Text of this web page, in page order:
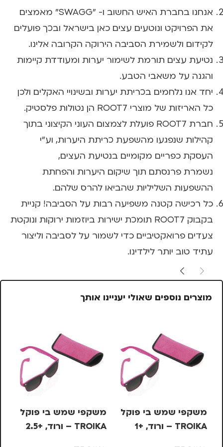
אנחנו בחברת האיש החשוב ו- "SWAGG" מאמצים
את הפרויקט ונוטעים עצים כאן בישראל ובכך פועלים
לקידום ולשמירת הסביבה הירוקה הקרובה אלינו.
נטיעת עצים תורמת לשימור יערות ומעודדת קיימות
והגנה על משאבי הטבע.
יחד אנו נלחמים בכריתת יערות ובשינויי האקלים ולכן
כל האריזות של מוצרי ROOT7 הן נטולות פלסטיק.
חברת ROOT7 פועלת לצמצום העוני הקיצוני בתוך
קהילות שנפגעו מהשפעת כריתת היערות, וע"י
העסקת כפריים מקומיים בנטיעת העצים,
נשמרת פרנסתם תוך שיקום היערות והפחתת
ההשפעות השליליות שהביאו להרס שלהם.
כל רכישה קטנה משפיעה רבות על הסביבה! קניית
בקבוק ROOT7 תומכת ישירות ביוזמות ירוקות ונוקטת
צעדים פרואקטיביים כדי לשמור על לסביבה וליצור
עתיד טוב יותר לילדינו.
מוצרים נוספים שאולי יעניינו אותך
משקפי שמש בי פוקל
TROIKA – ורוד, +1
משקפי שמש בי פוקל
TROIKA – ורוד, +2.5